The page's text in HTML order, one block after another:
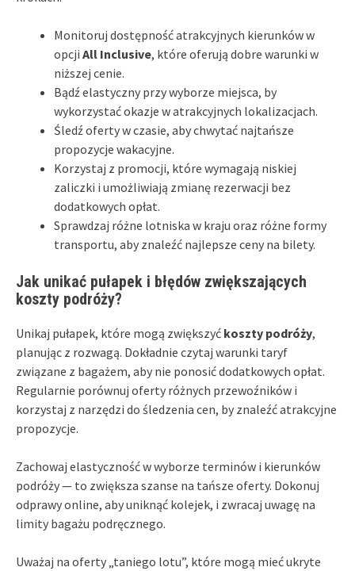
Monitoruj dostępność atrakcyjnych kierunków w
opcji All Inclusive, które oferują dobre warunki w
niższej cenie.
Bądź elastyczny przy wyborze miejsca, by
wykorzystać okazje w atrakcyjnych lokalizacjach.
Śledź oferty w czasie, aby chwytać najtańsze
propozycje wakacyjne.
Korzystaj z promocji, które wymagają niskiej
zaliczki i umożliwiają zmianę rezerwacji bez
dodatkowych opłat.
Sprawdzaj różne lotniska w kraju oraz różne formy
transportu, aby znaleźć najlepsze ceny na bilety.
Jak unikać pułapek i błędów zwiększających
koszty podróży?
Unikaj pułapek, które mogą zwiększyć koszty podróży,
planując z rozwagą. Dokładnie czytaj warunki taryf
związane z bagażem, aby nie ponosić dodatkowych opłat.
Regularnie porównuj oferty różnych przewoźników i
korzystaj z narzędzi do śledzenia cen, by znaleźć atrakcyjne
propozycje.
Zachowaj elastyczność w wyborze terminów i kierunków
podróży — to zwiększa szanse na tańsze oferty. Dokonuj
odprawy online, aby uniknąć kolejek, i zwracaj uwagę na
limity bagażu podręcznego.
Uważaj na oferty „taniego lotu”, które mogą mieć ukryte